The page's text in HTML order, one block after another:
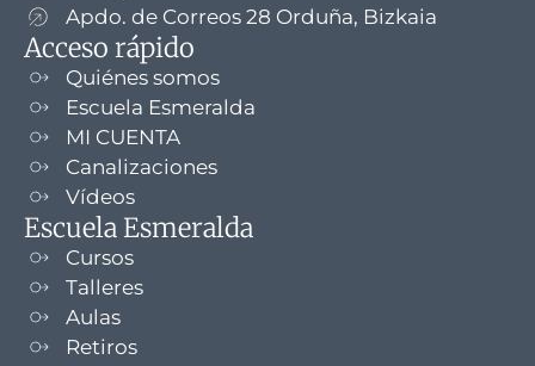
Apdo. de Correos 28 Orduña, Bizkaia
Acceso rápido
Quiénes somos
Escuela Esmeralda
MI CUENTA
Canalizaciones
Vídeos
Escuela Esmeralda
Cursos
Talleres
Aulas
Retiros